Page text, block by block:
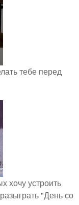
тебе перед
хочу устроить
"День со